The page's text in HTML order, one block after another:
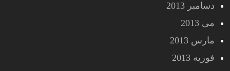
دسامبر 2013
می 2013
مارس 2013
فوریه 2013